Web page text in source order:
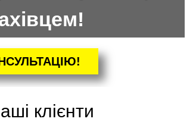
клієнти